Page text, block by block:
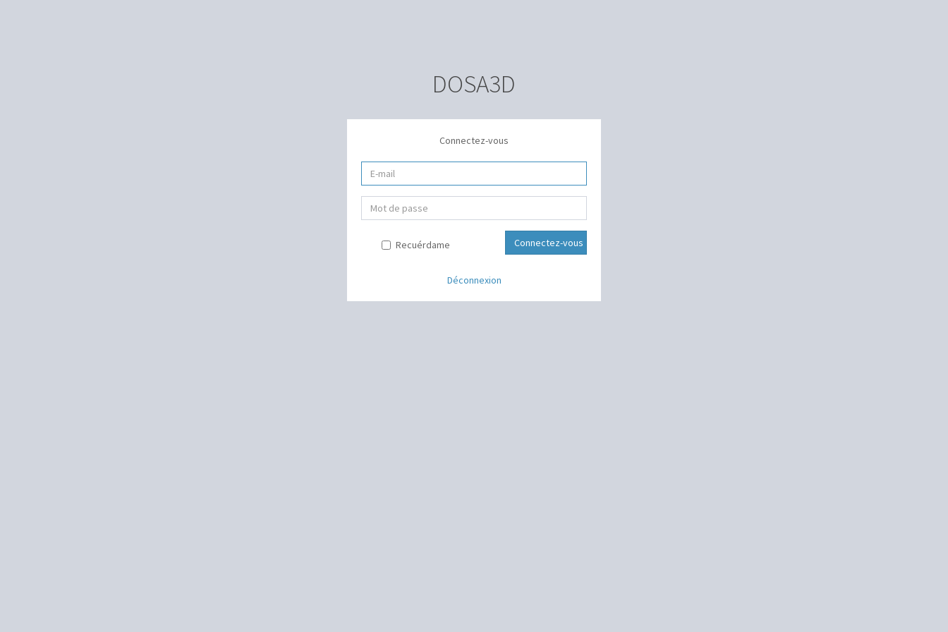
DOSA3D
Connectez-vous
Recuérdame
Déconnexion